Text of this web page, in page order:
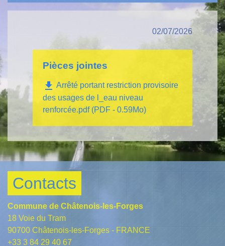
02/07/2026
Pièces jointes
file_download Arrêté portant restriction provisoire
des usages de l_eau niveau
renforcée.pdf (PDF - 0.59Mo)
Contacts
Commune de Châtenois-les-Forges
18 Voie du Tram
90700 Châtenois-les-Forges - FRANCE
+33 3 84 29 40 67